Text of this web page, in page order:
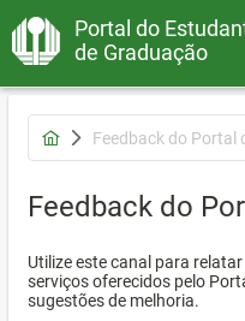
Portal do
de Graduação
Feedback do Portal
Feedback do
Utilize este canal para
serviços oferecidos pelo
sugestões de melhoria.